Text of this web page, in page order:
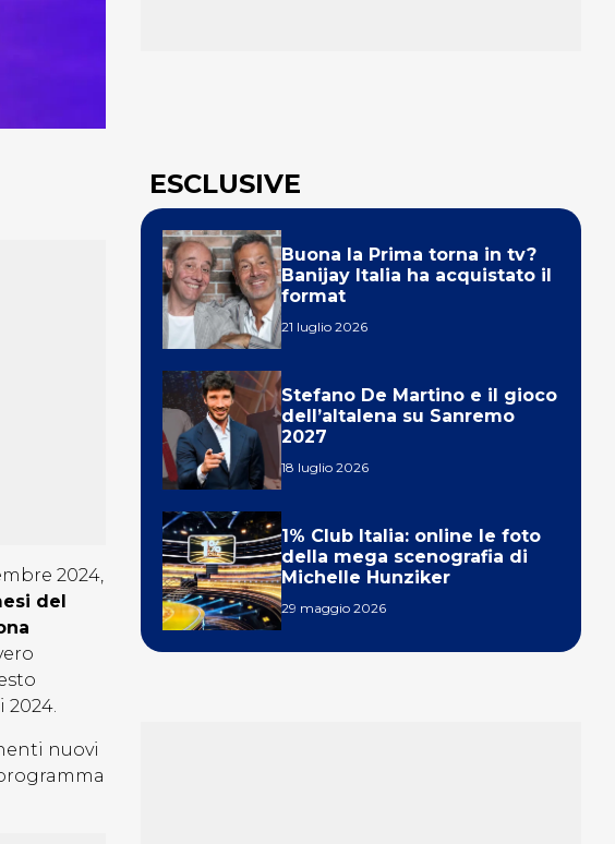
2024,
del
2024.
nuovi
ESCLUSIVE
Buona la Prima torna in tv?
Banijay Italia ha acquistato il
format
21 luglio 2026
Stefano De Martino e il gioco
dell’altalena su Sanremo
2027
18 luglio 2026
1% Club Italia: online le foto
della mega scenografia di
Michelle Hunziker
29 maggio 2026